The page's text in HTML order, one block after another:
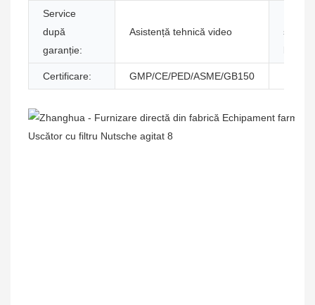
Service
după
garanție:
Asistență tehnică video
Certificare: GMP/CE/PED/ASME/GB150